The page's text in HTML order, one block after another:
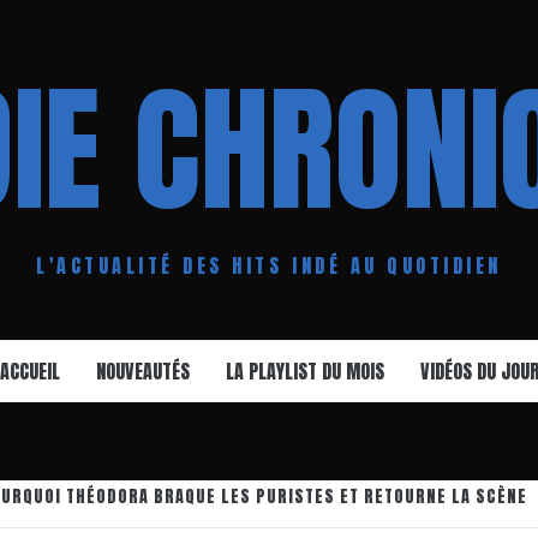
L'ACTUALITÉ DES HITS INDÉ AU QUOTIDIEN
ACCUEIL NOUVEAUTÉS LA PLAYLIST DU MOIS VIDÉOS DU JOUR
THÉODORA BRAQUE LES PURISTES ET RETOURNE LA SCÈNE